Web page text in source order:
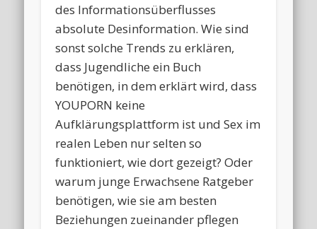
des Informationsüberflusses
absolute Desinformation. Wie sind
sonst solche Trends zu erklären,
dass Jugendliche ein Buch
benötigen, in dem erklärt wird, dass
YOUPORN keine
Aufklärungsplattform ist und Sex im
realen Leben nur selten so
funktioniert, wie dort gezeigt? Oder
warum junge Erwachsene Ratgeber
benötigen, wie sie am besten
Beziehungen zueinander pflegen